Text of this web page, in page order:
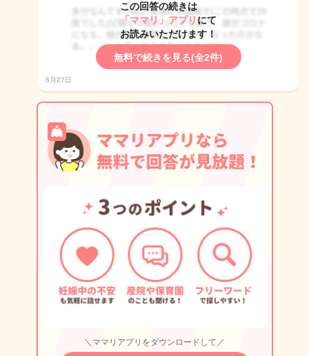
この回答の続きは
「ママリ」アプリ にて
お読みいただけます！
無料で続きを見る(全2件)
6月27日
＼ママリアプリをダウンロードして／